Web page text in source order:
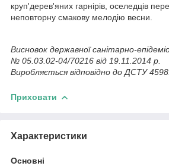
круп'дерев'яних гарнірів, оселедців
неповторну смакову мелодію весни.
Висновок державної санітарно-
№ 05.03.02-04/70216 від 19.11.2014 р.
Виробляється відповідно до ДСТУ
Приховати
Характеристики
Основні